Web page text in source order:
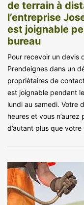
de terrain à
l’entreprise
est joignable
bureau
Pour recevoir un devis
Prendeignes dans un
propriétaires de
est joignable pendant
lundi au samedi. Votre
heures et vous
d’autant plus que